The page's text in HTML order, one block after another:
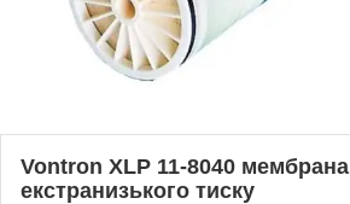
Vontron XLP 11-8040 мембрана
екстранизького тиску